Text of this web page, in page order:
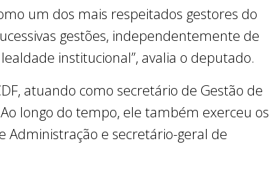
um dos mais respeitados gestores do
gestões, independentemente de
institucional”, avalia o deputado.
atuando como secretário de Gestão de
longo do tempo, ele também exerceu os
Administração e secretário-geral de